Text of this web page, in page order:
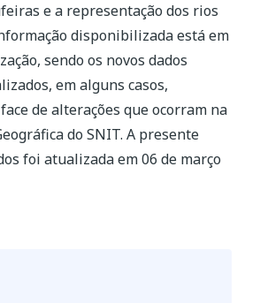
e a representação dos rios
disponibilizada está em
sendo os novos dados
em alguns casos,
de alterações que ocorram na
do SNIT. A presente
foi atualizada em 06 de março